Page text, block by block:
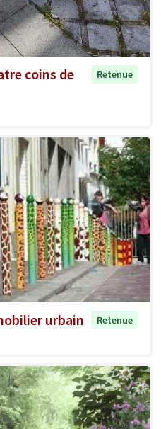
coins de
Retenue
urbain
Retenue